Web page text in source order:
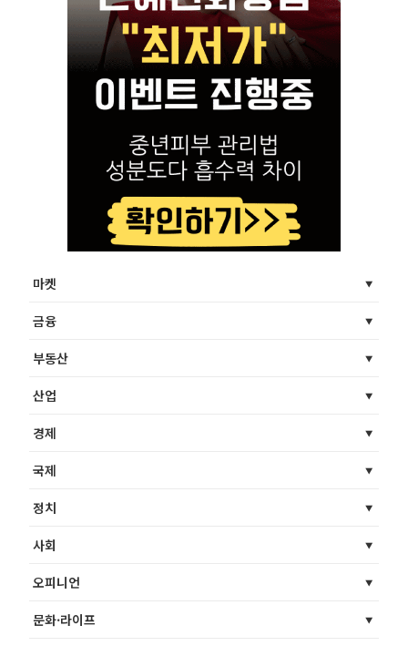
마켓
금융
부동산
산업
경제
국제
정치
사회
오피니언
문화·라이프